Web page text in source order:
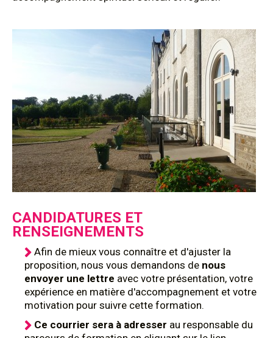
CANDIDATURES ET
RENSEIGNEMENTS
Afin de mieux vous connaître et d'ajuster la
proposition, nous vous demandons de nous
envoyer une lettre avec votre présentation, votre
expérience en matière d'accompagnement et votre
motivation pour suivre cette formation.
Ce courrier sera à adresser au responsable du